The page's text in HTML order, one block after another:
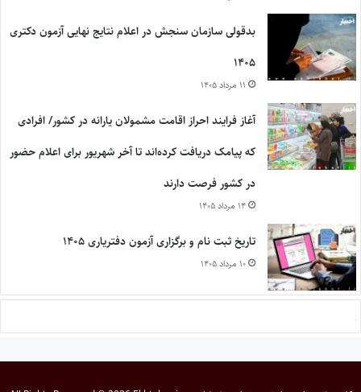
بدقولی سازمان سنجش در اعلام نتایج نهایی آزمون دکتری
۱۴۰۵
۱۱ مرداد ۱۴۰۵
آغاز فرایند احراز اقامت مشمولان یارانه در کشور/ افرادی
که پیامک دریافت کرده‌اند تا آخر شهریور برای اعلام حضور
در کشور فرصت دارند
۱۴ مرداد ۱۴۰۵
تاریخ ثبت نام و برگزاری آزمون دفتریاری ۱۴۰۵
۱۰ مرداد ۱۴۰۵